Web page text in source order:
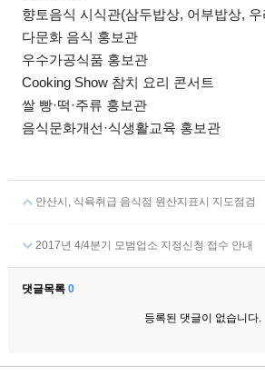
향토음식 시식관(삼두밥상, 어부밥상,
다문화 음식 홍보관
우수가공식품 홍보관
Cooking Show 참치 요리 콘서트
쌀 빵·떡·주류 홍보관
음식문화개선·식생활교육 홍보관
안산시, 식육취급 음식점 원산지표시 지도점검
2017년 4/4분기 모범업소 지정신청 접수 안내
댓글목록 0
등록된 댓글이 없습니다.